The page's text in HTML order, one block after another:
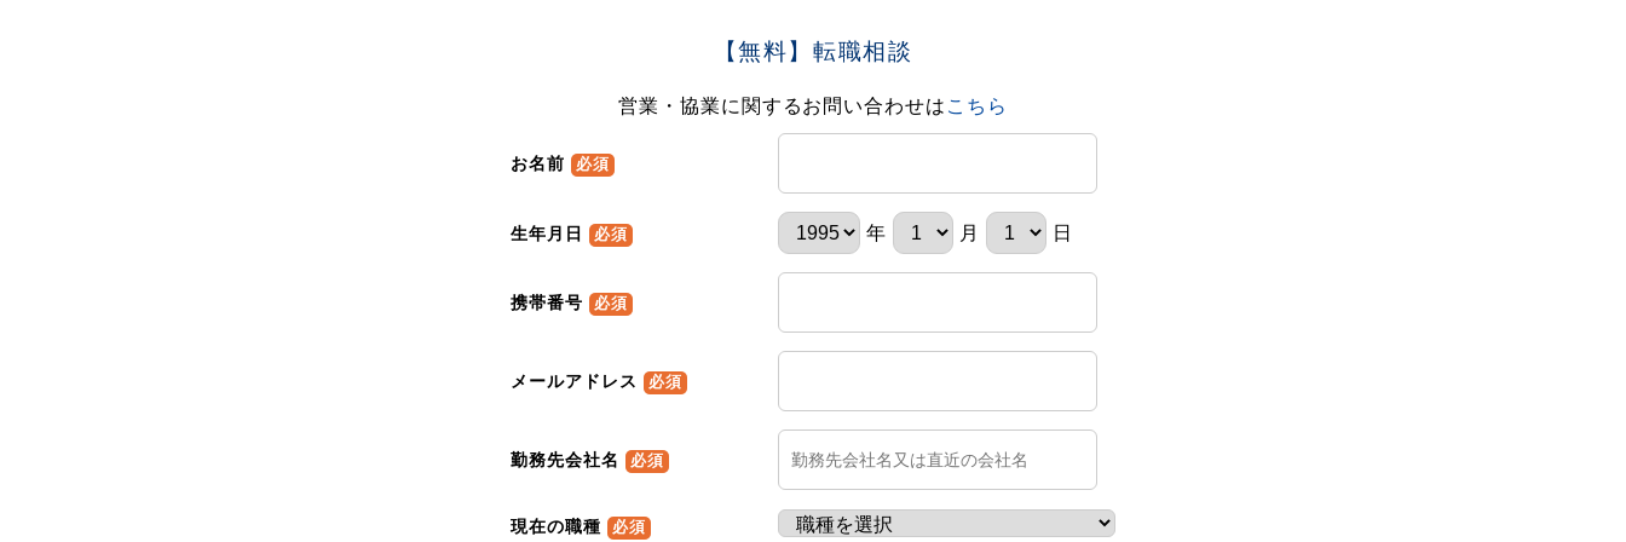
【無料】転職相談
営業・協業に関するお問い合わせは こちら
お名前 必須
生年月日 必須 年 月 日
携帯番号 必須
メールアドレス 必須
勤務先会社名 必須
現在の職種 必須